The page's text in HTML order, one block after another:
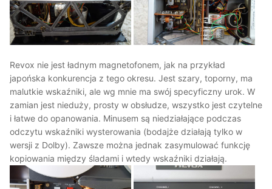
Revox nie jest ładnym magnetofonem, jak na przykład
japońska konkurencja z tego okresu. Jest szary, toporny, ma
malutkie wskaźniki, ale wg mnie ma swój specyficzny urok. W
zamian jest nieduży, prosty w obsłudze, wszystko jest czytelne
i łatwe do opanowania. Minusem są niedziałające podczas
odczytu wskaźniki wysterowania (bodajże działają tylko w
wersji z Dolby). Zawsze można jednak zasymulować funkcję
kopiowania między śladami i wtedy wskaźniki działają.